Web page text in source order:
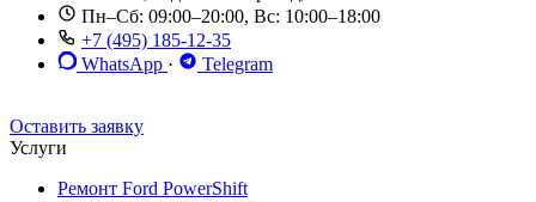
Пн–Сб: 09:00–20:00, Вс: 10:00–18:00
+7 (495) 185-12-35
WhatsApp ·
Telegram
Оставить заявку
Услуги
Ремонт Ford PowerShift